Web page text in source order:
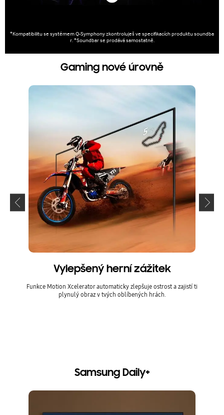
*Kompatibilitu se systémem Q-Symphony zkontroluješ ve specifikacích produktu soundba
r. *Soundbar se prodává samostatně.
Gaming nové úrovně
Vylepšený herní zážitek
Funkce Motion Xcelerator automaticky zlepšuje ostrost a zajistí ti
plynulý obraz v tvých oblíbených hrách.
Samsung Daily+